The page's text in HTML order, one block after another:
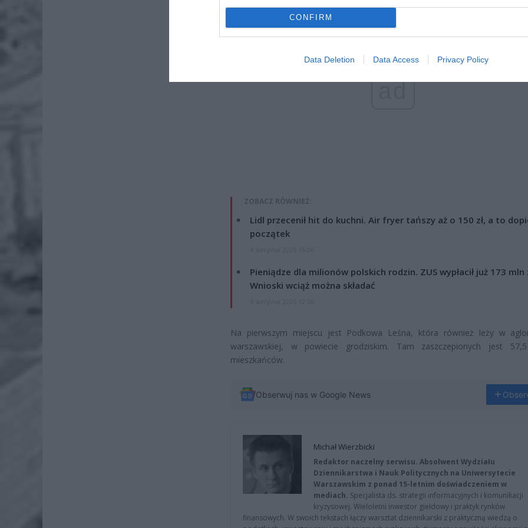
CONFIRM
Data Deletion Data Access Privacy Policy
ad
ZOBACZ RÓWNIEŻ:
Lidl przecenił hit do kuchni. Air fryer tańszy aż o 150 zł, a to
początek
Pieniądze dla milionów polskich rodzin. ZUS wypłacił już 173 mln
Wnioski wciąż można składać
Na pierwszym miejscu jest Podkowa Leśna, która również leży w
warszawskiej, w powiecie grodziskim. Tam zaszczepionych jest
mieszkańców.
Obserwuj nas w Google News
Michał Wierzbicki
Redaktor naczelny serwisu. Absolwent Wydziału
Dziennikarstwa i Nauk Politycznych na Uniwersytecie
Warszawskim z ponad 15-letnim doświadczeniem w
mediach. Specjalista ds. strategii informacyjnych i komunikacji
kryzysowej. Wieloletni inwestor giełdowy i praktyk rynków
finansowych. W swoich tekstach łączy warsztat dziennikarski z praktyczną wiedzą o